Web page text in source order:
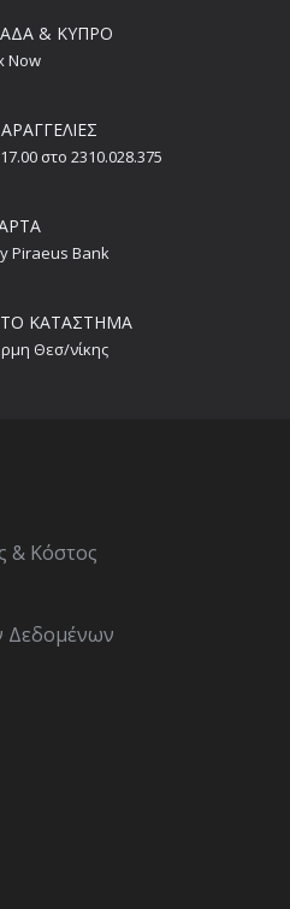
& ΚΥΠΡΟ
Now
στο 2310.028.375
Piraeus Bank
ΚΑΤΑΣΤΗΜΑ
Θεσ/νίκης
& Κόστος
Δεδομένων